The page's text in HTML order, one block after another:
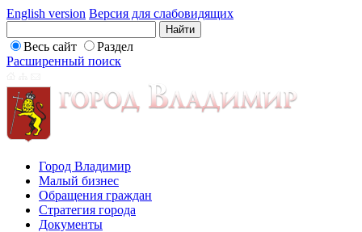
English version Версия для слабовидящих
Весь сайт
Раздел
Расширенный поиск
Город Владимир
Малый бизнес
Обращения граждан
Стратегия города
Документы